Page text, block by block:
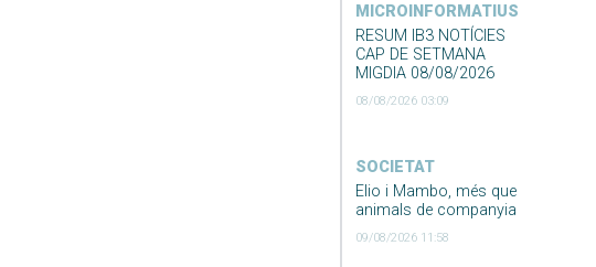
MICROINFORMATIUS
RESUM IB3 NOTÍCIES
CAP DE SETMANA
MIGDIA 08/08/2026
08/08/2026 03:09
SOCIETAT
Elio i Mambo, més que
animals de companyia
09/08/2026 11:58